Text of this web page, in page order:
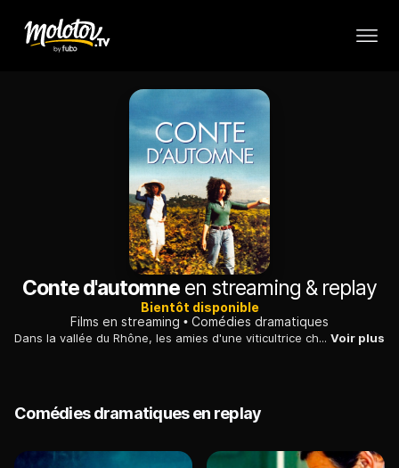
Conte d'automneen streaming & replay
Bientôt disponible
Films en streaming
Comédies dramatiques
Dans la vallée du Rhône, les amies d'une viticultrice cherchent, chacune de son côté, un prétendant pour celle-ci, qui est veuve et souffre de la solitude. Voir plus
Comédies dramatiques en replay